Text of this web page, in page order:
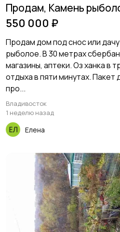
Продам, Камень
550 000 ₽
Продам дом под снос или
рыболое. В 30 метрах
магазины, аптеки. Оз ханка в
отдыха в пяти минутах. Пакет
про...
Владивосток
1 неделю назад
Елена